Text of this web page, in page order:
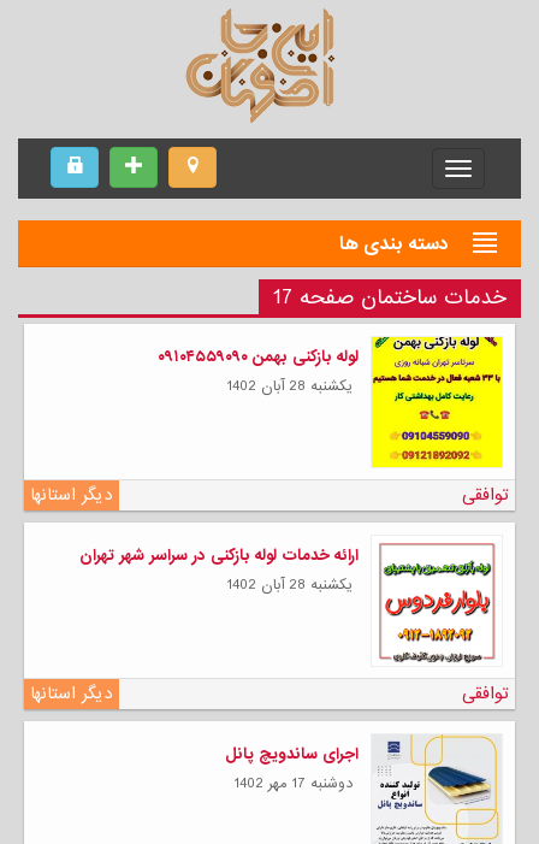
Menu
دسته بندی ها
خدمات ساختمان صفحه 17
لوله بازکنی بهمن ۰۹۱۰۴۵۵۹۰۹۰
يكشنبه 28 آبان 1402
دیگر استانها توافقی
ارائه خدمات لوله بازکنی در سراسر شهر تهران
يكشنبه 28 آبان 1402
دیگر استانها توافقی
اجرای ساندویچ پانل
دوشنبه 17 مهر 1402